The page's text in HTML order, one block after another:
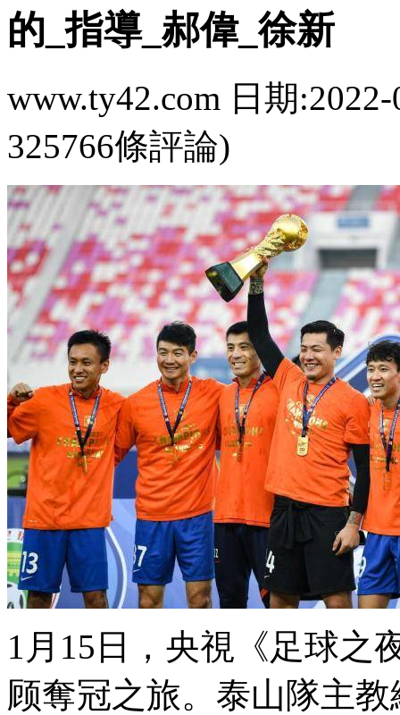
的_指導_郝偉_徐新
www.ty42.com 日期
325766條評論)
1月15日 ，央視《足球
顾奪冠之旅 。泰山隊主教